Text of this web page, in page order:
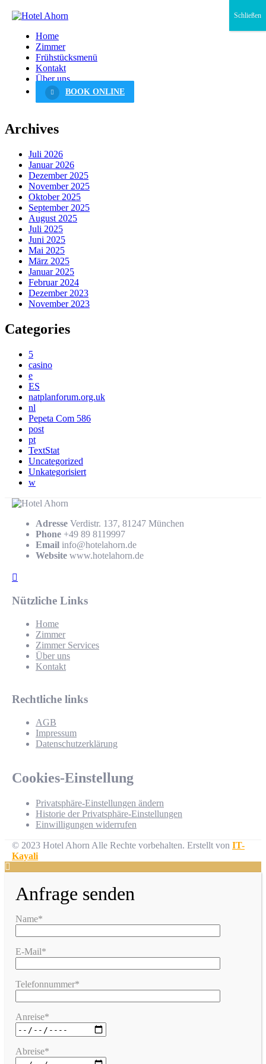
Home
Zimmer
Frühstücksmenü
Kontakt
Über uns
BOOK ONLINE
Archives
Juli 2026
Januar 2026
Dezember 2025
November 2025
Oktober 2025
September 2025
August 2025
Juli 2025
Juni 2025
Mai 2025
März 2025
Januar 2025
Februar 2024
Dezember 2023
November 2023
Categories
5
casino
e
ES
natplanforum.org.uk
nl
Pepeta Com 586
post
pt
TextStat
Uncategorized
Unkategorisiert
w
Adresse Verdistr. 137, 81247 München
Phone +49 89 8119997
Email info@hotelahorn.de
Website www.hotelahorn.de
Nützliche Links
Home
Zimmer
Zimmer Services
Über uns
Kontakt
Rechtliche links
AGB
Impressum
Datenschutzerklärung
Cookies-Einstellung
Privatsphäre-Einstellungen ändern
Historie der Privatsphäre-Einstellungen
Einwilligungen widerrufen
© 2023 Hotel Ahorn Alle Rechte vorbehalten. Erstellt von IT-
Kayali
Anfrage senden
Name*
E-Mail*
Telefonnummer*
Anreise*
Abreise*
Schließen